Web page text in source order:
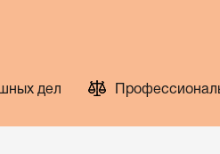
дел